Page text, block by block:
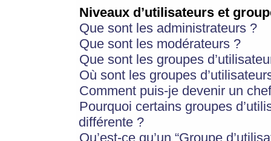
Niveaux d’utilisateurs et
Que sont les administrateurs ?
Que sont les modérateurs ?
Que sont les groupes
Où sont les groupes
Comment puis-je devenir un
Pourquoi certains groupes
différente ?
Qu’est-ce qu’un “Groupe